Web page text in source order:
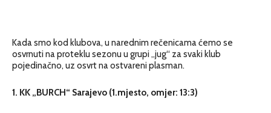
Kada smo kod klubova, u narednim rečenicama ćemo se
osvrnuti na proteklu sezonu u grupi „jug“ za svaki klub
pojedinačno, uz osvrt na ostvareni plasman.
1. KK „BURCH“ Sarajevo (1.mjesto, omjer: 13:3)